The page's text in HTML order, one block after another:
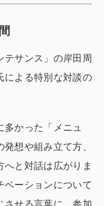
テサンス」の岸田周
による特別な対談の
多かった「メニュ
想や組み立て方、
と対話は広がりま
ベーションについて